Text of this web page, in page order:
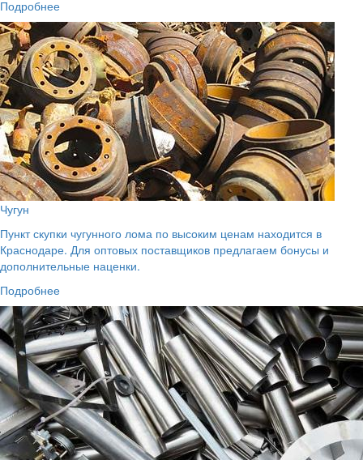
Подробнее
Чугун
Пункт скупки чугунного лома по высоким ценам находится в
Краснодаре. Для оптовых поставщиков предлагаем бонусы и
дополнительные наценки.
Подробнее